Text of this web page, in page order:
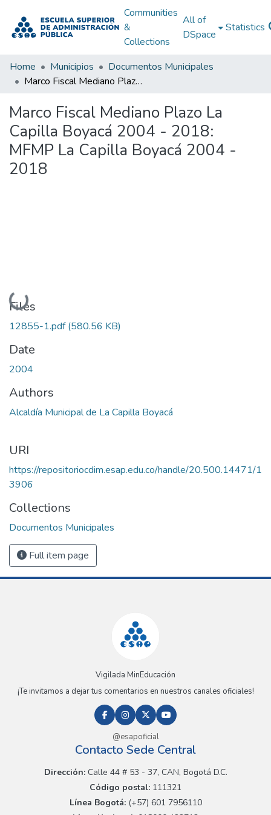
Communities
&
Collections
All of
DSpace
Statistics
Home Municipios
Documentos Municipales
Marco Fiscal Mediano Plazo La Capilla Boyacá 2004 - 2018: MFMP La Capilla Boyacá 2004 - 2018
Marco Fiscal Mediano Plazo La
Capilla Boyacá 2004 - 2018:
MFMP La Capilla Boyacá 2004 -
2018
Loading...
Files
12855-1.pdf(580.56 KB)
Date
2004
Authors
Alcaldía Municipal de La Capilla Boyacá
URI
https://repositoriocdim.esap.edu.co/handle/20.500.14471/1
3906
Collections
Documentos Municipales
Full item page
Vigilada MinEducación
¡Te invitamos a dejar tus comentarios en nuestros canales oficiales!
@esapoficial
Contacto Sede Central
Dirección:Calle 44 # 53 - 37, CAN, Bogotá D.C.
Código postal: 111321
Línea Bogotá:(+57) 601 7956110